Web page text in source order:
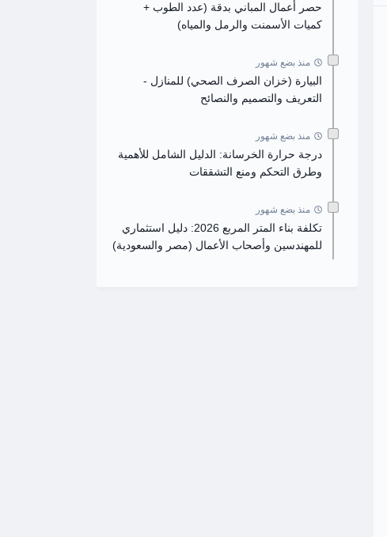
حصر أعمال المباني بدقة (عدد الطوب +
كميات الأسمنت والرمل والمياه)
منذ بضع شهور
البيارة (خزان الصرف الصحي) للمنازل -
التعريف والتصميم والنصائح
منذ بضع شهور
درجة حرارة الخرسانة: الدليل الشامل للأهمية
وطرق التحكم ومنع التشققات
منذ بضع شهور
تكلفة بناء المتر المربع 2026: دليل استثماري
للمهندسين وأصحاب الأعمال (مصر والسعودية)